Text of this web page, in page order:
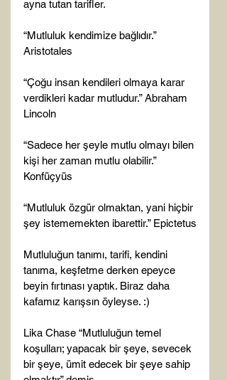
ayna tutan tarifler.
“Mutluluk kendimize bağlıdır.”
Aristotales
“Çoğu insan kendileri olmaya karar
verdikleri kadar mutludur.” Abraham
Lincoln
“Sadece her şeyle mutlu olmayı bilen
kişi her zaman mutlu olabilir.”
Konfüçyüs
“Mutluluk özgür olmaktan, yani hiçbir
şey istememekten ibarettir.” Epictetus
Mutluluğun tanımı, tarifi, kendini
tanıma, keşfetme derken epeyce
beyin fırtınası yaptık. Biraz daha
kafamız karışsın öyleyse. :)
Lika Chase “Mutluluğun temel
koşulları; yapacak bir şeye, sevecek
bir şeye, ümit edecek bir şeye sahip